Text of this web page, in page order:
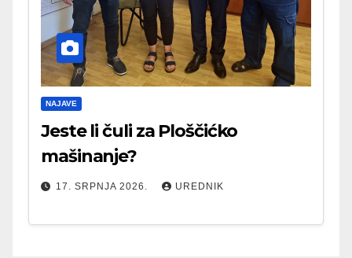
NAJAVE
Jeste li čuli za Ploščićko
mašinanje?
17. SRPNJA 2026. UREDNIK